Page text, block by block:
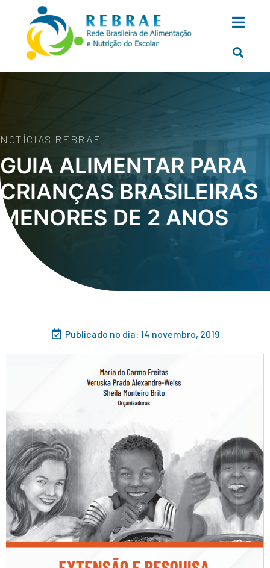
NOTÍCIAS REBRAE
GUIA ALIMENTAR PARA
CRIANÇAS BRASILEIRAS
MENORES DE 2 ANOS
Publicado no dia: 14 novembro, 2019